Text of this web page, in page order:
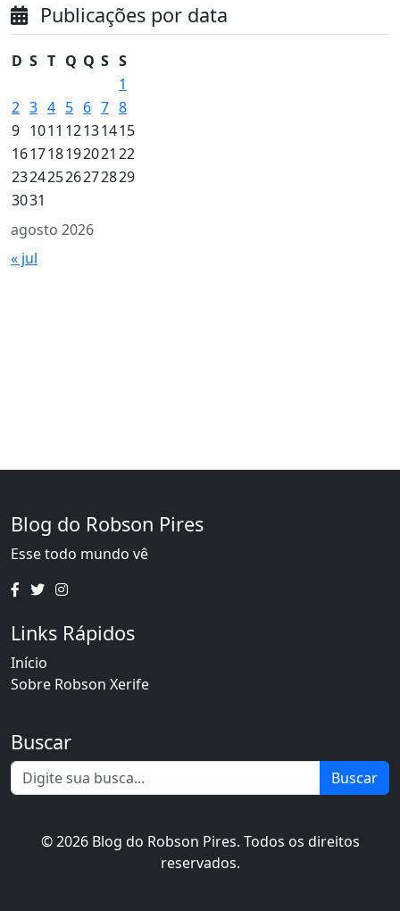
Publicações por data
agosto 2026
D S T Q Q S S
1
2 3 4 5 6 7 8
9 1011 12131415
161718192021 22
23242526272829
3031
« jul
Blog do Robson Pires
Esse todo mundo vê
Links Rápidos
Início
Sobre Robson Xerife
Buscar
Buscar
© 2026 Blog do Robson Pires. Todos os direitos
reservados.